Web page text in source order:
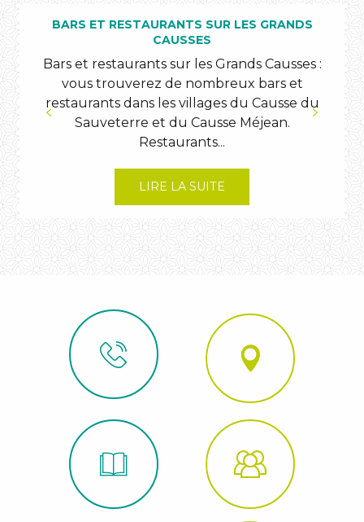
BARS ET RESTAURANTS SUR LES GRANDS
CAUSSES
Bars et restaurants sur les Grands Causses :
vous trouverez de nombreux bars et
restaurants dans les villages du Causse du
Sauveterre et du Causse Méjean.
Restaurants...
LIRE LA SUITE